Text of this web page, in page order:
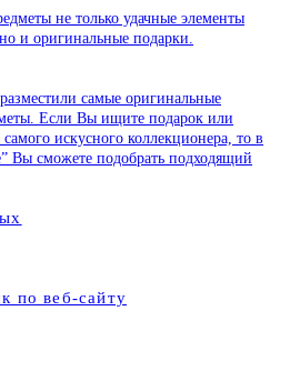
не только удачные элементы
и оригинальные подарки.
самые оригинальные
Если Вы ищите подарок или
самого искусного коллекционера, то в
Вы сможете подобрать подходящий
по веб-сайту